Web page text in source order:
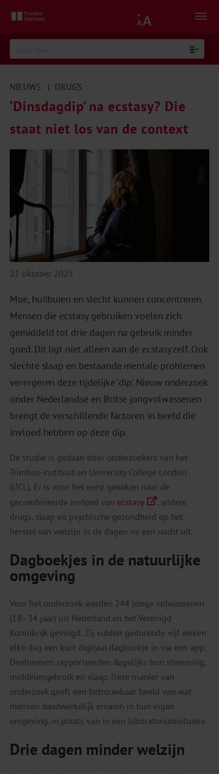
NIEUWS | DRUGS
‘Dinsdagdip’ na ecstasy? Die
staat niet los van de context
21 oktober 2025
Moe, huilbuien en slecht kunnen concentreren.
Mensen die ecstasy gebruiken voelen zich
gemiddeld tot drie dagen na gebruik minder
goed. Dit ligt niet alleen aan de ecstasy zelf. Ook
slechte slaap en bestaande mentale problemen
verergeren deze tijdelijke ‘dip'. Nieuw onderzoek
onder Nederlandse en Britse jongvolwassenen
brengt de verschillende factoren in beeld die
invloed hebben op deze dip.
De studie is gedaan door onderzoekers van het
Trimbos-instituut en University College London
(UCL). Er is voor het eerst gekeken naar de
gecombineerde invloed van ecstasy
, andere
drugs, slaap en psychische gezondheid op het
herstel van welzijn in de dagen na een nacht uit.
Dagboekjes in de natuurlijke
omgeving
Voor het onderzoek werden 244 jonge volwassenen
(18–34 jaar) uit Nederland en het Verenigd
Koninkrijk gevolgd. Zij vulden gedurende vijf weken
elke dag een kort digitaal dagboekje in via een app.
Deelnemers rapporteerden dagelijks hun stemming,
middelengebruik en slaap. Deze manier van
onderzoek geeft een betrouwbaar beeld van wat
mensen daadwerkelijk ervaren in hun eigen
omgeving, in plaats van in een laboratoriumsituatie.
Drie dagen minder welzijn